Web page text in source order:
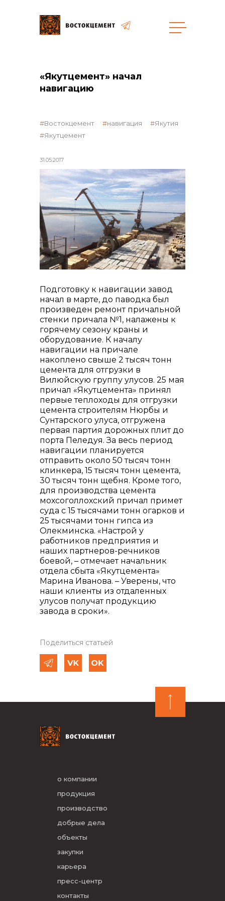
реализация неликвидов
контакты отдела закупок
Контакты
+7 (423) 234 50 50
info@vostokcement.ru
«Якутцемент» начал
навигацию
31.05.2017
Востокцемент навигация
Якутия
Якутцемент
Подготовку к навигации завод
начал в марте, до паводка был
произведен ремонт причальной
стенки причала №1, налажены к
горячему сезону краны и
оборудование. К началу
навигации на причале
накоплено свыше 2 тысяч тонн
цемента для отгрузки в
Вилюйскую группу улусов. 25 мая
причал «Якутцемента» принял
первые теплоходы для отгрузки
цемента строителям Нюрбы и
Сунтарского улуса, отгружена
первая партия дорожных плит до
порта Пеледуя. За весь период
навигации планируется
отправить около 50 тысяч тонн
клинкера, 15 тысяч тонн цемента,
30 тысяч тонн щебня. Кроме того,
для производства цемента
мохсоголлохский причал примет
суда с 15 тысячами тонн огарков и
25 тысячами тонн гипса из
Олекминска. «Настрой у
работников предприятия и
наших партнеров-речников
боевой, – отмечает начальник
отдела сбыта «Якутцемента»
Марина Иванова. – Уверены, что
наши клиенты из отдаленных
улусов получат продукцию
завода в сроки».
Поделиться статьей
о компании
продукция
производство
добрые дела
объекты
закупки
карьера
пресс-центр
контакты